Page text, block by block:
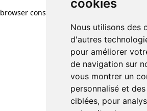
cookies
Nous utilisons des
d'autres
pour améliorer
de navigation sur
vous montrer un
personnalisé et
ciblées, pour
browser console for more information)